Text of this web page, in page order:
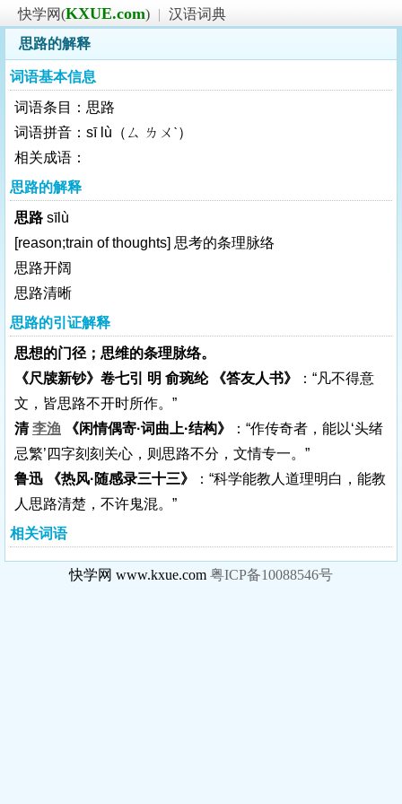
快学网(KXUE.com) | 汉语词典
思路的解释
词语基本信息
词语条目：思路
词语拼音：sī lù（ㄙ ㄌㄨˋ）
相关成语：
思路的解释
思路 sīlù
[reason;train of thoughts] 思考的条理脉络
思路开阔
思路清晰
思路的引证解释
思想的门径；思维的条理脉络。
《尺牍新钞》卷七引 明 俞琬纶 《答友人书》
：“凡不得意
文，皆思路不开时所作。”
清李渔 《闲情偶寄·词曲上·结构》
：“作传奇者，能以‘头绪
忌繁’四字刻刻关心，则思路不分，文情专一。”
鲁迅 《热风·随感录三十三》
：“科学能教人道理明白，能教
人思路清楚，不许鬼混。”
相关词语
快学网 www.kxue.com 粤ICP备10088546号